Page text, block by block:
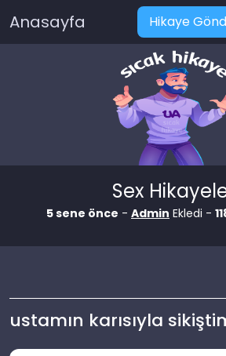
Anasayfa Hikaye
Sex
5 sene önce - Admin Ekledi -
ustamın karısıyla